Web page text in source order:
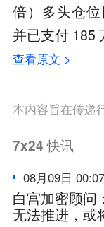
倍）多头仓
并已支付 185
查看原文 >
本内容旨在传递
7x24快讯
08月09日 00:07
白宫加密顾问
无法推进，或